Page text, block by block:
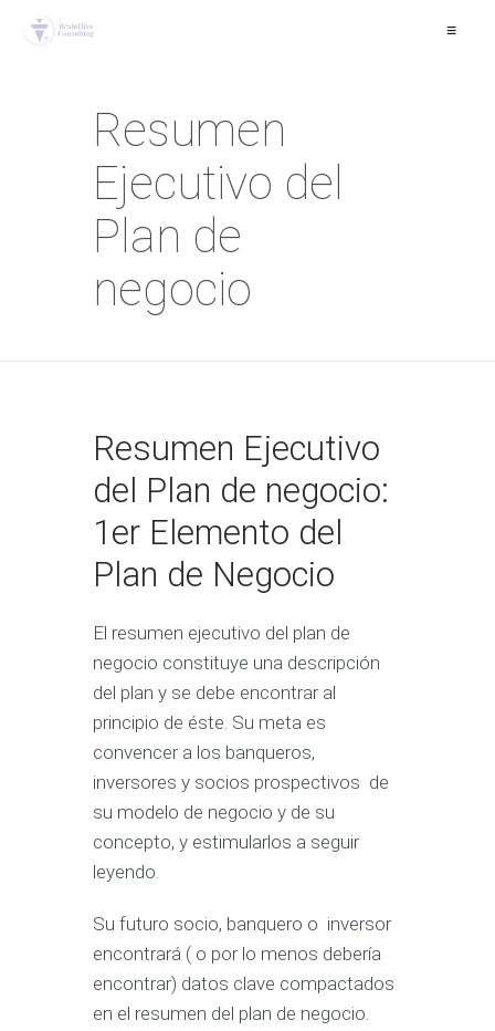
≡
Resumen
Ejecutivo del
Plan de
negocio
Resumen Ejecutivo
del Plan de negocio:
1er Elemento del
Plan de Negocio
El resumen ejecutivo del plan de
negocio constituye una descripción
del plan y se debe encontrar al
principio de éste. Su meta es
convencer a los banqueros,
inversores y socios prospectivos de
su modelo de negocio y de su
concepto, y estimularlos a seguir
leyendo.
Su futuro socio, banquero o inversor
encontrará ( o por lo menos debería
encontrar) datos clave compactados
en el resumen del plan de negocio.